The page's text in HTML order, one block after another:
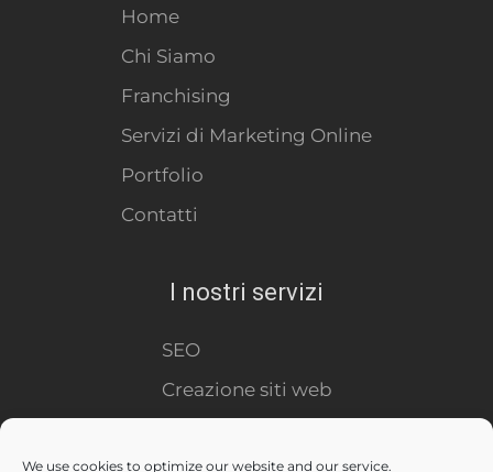
We use cookies to optimize our website and our service.
Home
Chi Siamo
Franchising
Servizi di Marketing Online
Portfolio
Contatti
I nostri servizi
SEO
Creazione siti web